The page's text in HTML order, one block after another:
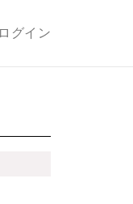
グイン